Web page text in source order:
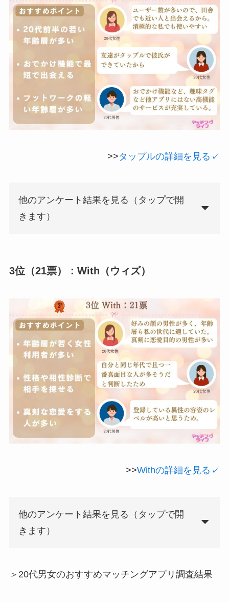
>>タップルの詳細を見る✓
他のアンケート結果を見る（タップで開
きます）
3位（21票）：With（ウィズ）
>>Withの詳細を見る✓
他のアンケート結果を見る（タップで開
きます）
＞20代男女のおすすめマッチングアプリ調査結果